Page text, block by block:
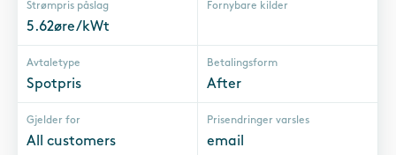
Strømpris påslag
5.62øre/kWt
Fornybare kilder
Avtaletype
Spotpris
Betalingsform
After
Gjelder for
All customers
Prisendringer varsles
email